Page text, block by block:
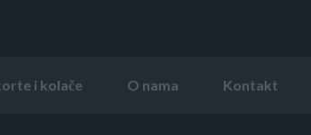
i kolače O nama Kontakt